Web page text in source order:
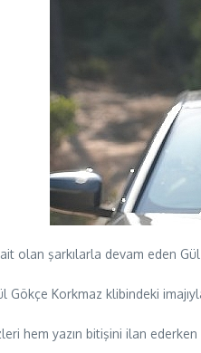
şarkılarla devam eden Gül
Gökçe Korkmaz klibindeki
hem yazın bitişini ilan